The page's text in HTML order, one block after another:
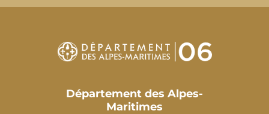
Département des Alpes-
Maritimes